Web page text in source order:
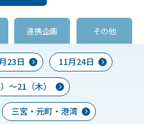
連携企画 その他
23日 11月24日
～21（木）
三宮・元町・港湾